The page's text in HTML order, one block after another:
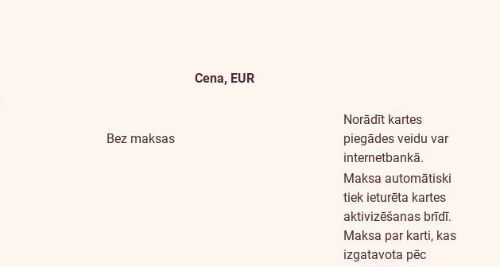
Cena, EUR
Bez maksas
Norādīt kartes
piegādes veidu var
internetbankā.
Maksa automātiski
tiek ieturēta kartes
aktivizēšanas brīdī.
Maksa par karti, kas
izgatavota pēc